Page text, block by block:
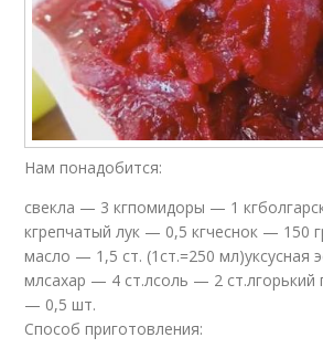
Нам понадобится:
свекла — 3 кгпомидоры — 1
кгрепчатый лук — 0,5 кгчеснок — 150
масло — 1,5 ст. (1ст.=250 мл)уксусная
млсахар — 4 ст.лсоль — 2 ст.лгорький
— 0,5 шт.
Способ приготовления: